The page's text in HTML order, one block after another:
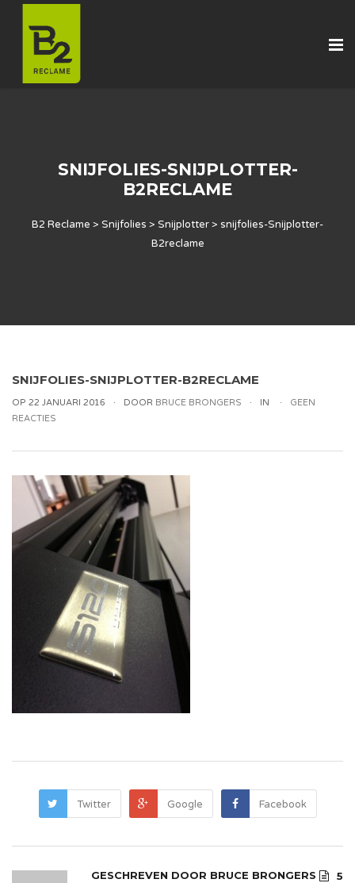
SNIJFOLIES-SNIJPLOTTER-
B2RECLAME
B2 Reclame > Snijfolies > Snijplotter> snijfolies-Snijplotter-
B2reclame
SNIJFOLIES-SNIJPLOTTER-B2RECLAME
OP 22 JANUARI 2016 DOOR BRUCE BRONGERS IN
GEEN
REACTIES
Twitter Google Facebook
GESCHREVEN DOOR BRUCE BRONGERS
5